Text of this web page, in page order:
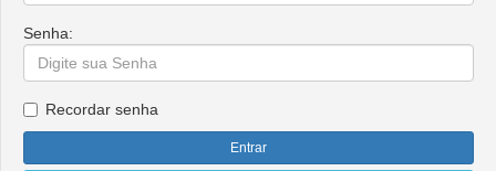
Senha:
Recordar senha